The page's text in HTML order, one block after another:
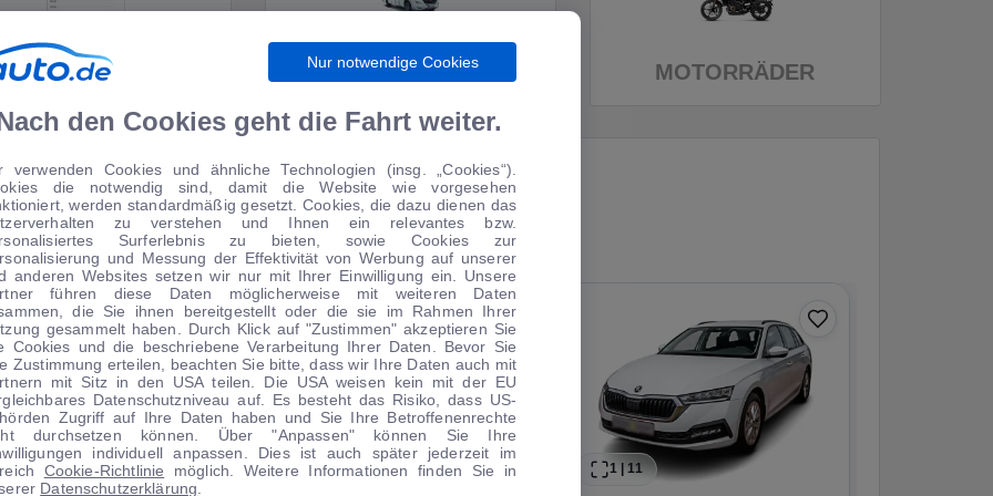
WIRTSCHAFT WOHNMOBILE MOTORRÄDER
TIPPS VOM AUTOMARKT
€ −8 % 0 € Anzahlung
1|30 1 |20 1 11
Nur notwendige Cookies
den Cookies geht die Fahrt weiter.
verwenden Cookies und ähnliche Technologien (insg. „Cookies“).
die notwendig sind, damit die Website wie vorgesehen
werden standardmäßig gesetzt. Cookies, die dazu dienen das
zu verstehen und Ihnen ein relevantes bzw.
Surferlebnis zu bieten, sowie Cookies zur
und Messung der Effektivität von Werbung auf unserer
anderen Websites setzen wir nur mit Ihrer Einwilligung ein. Unsere
führen diese Daten möglicherweise mit weiteren Daten
die Sie ihnen bereitgestellt oder die sie im Rahmen Ihrer
gesammelt haben. Durch Klick auf "Zustimmen" akzeptieren Sie
Cookies und die beschriebene Verarbeitung Ihrer Daten. Bevor Sie
Zustimmung erteilen, beachten Sie bitte, dass wir Ihre Daten auch mit
mit Sitz in den USA teilen. Die USA weisen kein mit der EU
Datenschutzniveau auf. Es besteht das Risiko, dass US-
Zugriff auf Ihre Daten haben und Sie Ihre Betroffenenrechte
durchsetzen können. Über "Anpassen" können Sie Ihre
individuell anpassen. Dies ist auch später jederzeit im
Cookie-Richtlinie möglich. Weitere Informationen finden Sie in
Datenschutzerklärung